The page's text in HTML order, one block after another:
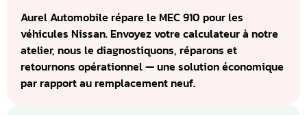
Aurel Automobile répare le MEC 910 pour les
véhicules Nissan. Envoyez votre calculateur à notre
atelier, nous le diagnostiquons, réparons et
retournons opérationnel — une solution économique
par rapport au remplacement neuf.